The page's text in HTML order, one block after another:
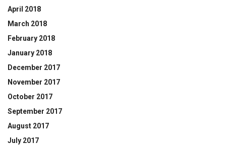
April 2018
March 2018
February 2018
January 2018
December 2017
November 2017
October 2017
September 2017
August 2017
July 2017